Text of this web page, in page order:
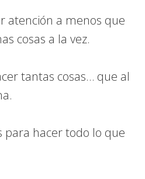
atención a menos que
cosas a la vez.
tantas cosas… que al
para hacer todo lo que